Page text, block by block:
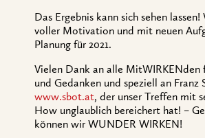
Das Ergebnis kann sich sehen
voller Motivation und mit neuen
Planung für 2021.
Vielen Dank an alle MitWIRKENden
und Gedanken und speziell an Franz
www.sbot.at, der unser Treffen mit
How unglaublich bereichert hat! –
können wir WUNDER WIRKEN!